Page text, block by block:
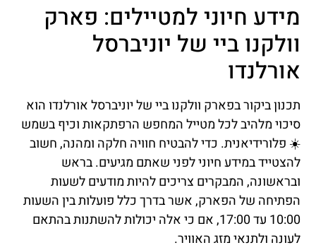
מידע חיוני למטיילים: פארק
וולקנו ביי של יוניברסל
אורלנדו
תכנון ביקור בפארק וולקנו ביי של יוניברסל אורלנדו הוא
סיכוי מלהיב לכל מטייל המחפש הרפתקאות וכיף בשמש
☀️ פלורידיאנית. כדי להבטיח חוויה חלקה ומהנה, חשוב
להצטייד במידע חיוני לפני שאתם מגיעים. בראש
ובראשונה, המבקרים צריכים להיות מודעים לשעות
הפתיחה של הפארק, אשר בדרך כלל פועלות בין השעות
10:00 עד 17:00, אם כי אלה יכולות להשתנות בהתאם
לעונה ולתנאי מזג האוויר.